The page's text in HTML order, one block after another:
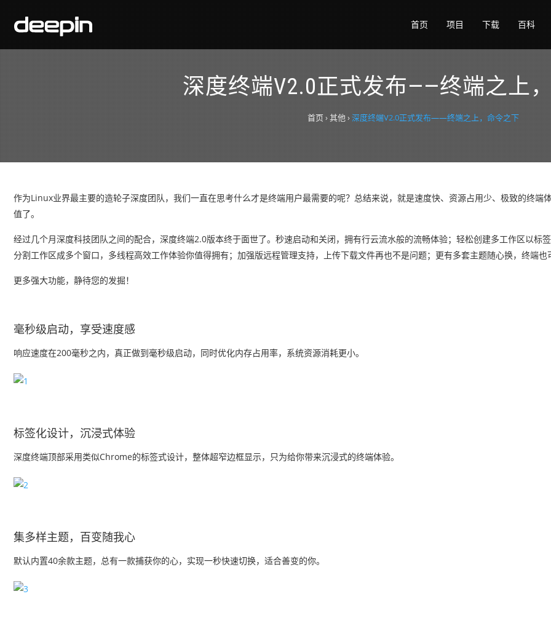
首页 项目 下载 百科
深度终端V2.0正式发布——终端之上
首页 ›其他›深度终端V2.0正式发布——终端之上，命令之下
作为Linux业界最主要的造轮子深度团队，我们一直在思考什么才是终端用户最需要的呢？总结来说，就是速度快、资源占用少、极致的终端
值了。
经过几个月深度科技团队之间的配合，深度终端2.0版本终于面世了。秒速启动和关闭，拥有行云流水般的流畅体验；轻松创建多工作区以标
分割工作区成多个窗口，多线程高效工作体验你值得拥有；加强版远程管理支持，上传下载文件再也不是问题；更有多套主题随心换，终端也
更多强大功能，静待您的发掘！
毫秒级启动，享受速度感
响应速度在200毫秒之内，真正做到毫秒级启动，同时优化内存占用率，系统资源消耗更小。
标签化设计，沉浸式体验
深度终端顶部采用类似Chrome的标签式设计，整体超窄边框显示，只为给你带来沉浸式的终端体验。
集多样主题，百变随我心
默认内置40余款主题，总有一款捕获你的心，实现一秒快速切换，适合善变的你。